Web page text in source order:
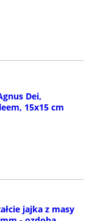
Dei,
15x15 cm
jajka z masy